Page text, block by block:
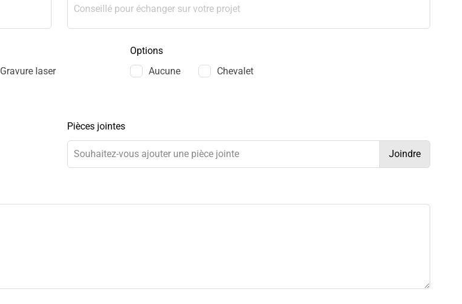
Gravure laser
Options
Aucune
Chevalet
Pièces jointes
Souhaitez-vous ajouter une pièce jointe Joindre